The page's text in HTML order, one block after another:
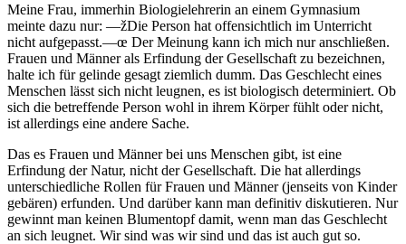
Meine Frau, immerhin Biologielehrerin an einem Gymnasium
meinte dazu nur: —žDie Person hat offensichtlich im Unterricht
nicht aufgepasst.—œ Der Meinung kann ich mich nur anschließen.
Frauen und Männer als Erfindung der Gesellschaft zu bezeichnen,
halte ich für gelinde gesagt ziemlich dumm. Das Geschlecht eines
Menschen lässt sich nicht leugnen, es ist biologisch determiniert. Ob
sich die betreffende Person wohl in ihrem Körper fühlt oder nicht,
ist allerdings eine andere Sache.
Das es Frauen und Männer bei uns Menschen gibt, ist eine
Erfindung der Natur, nicht der Gesellschaft. Die hat allerdings
unterschiedliche Rollen für Frauen und Männer (jenseits von Kinder
gebären) erfunden. Und darüber kann man definitiv diskutieren. Nur
gewinnt man keinen Blumentopf damit, wenn man das Geschlecht
an sich leugnet. Wir sind was wir sind und das ist auch gut so.